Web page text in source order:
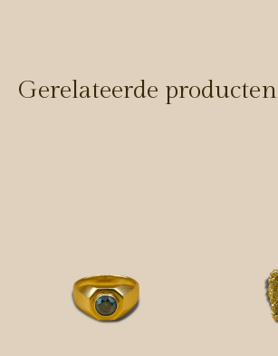
Gerelateerde producten